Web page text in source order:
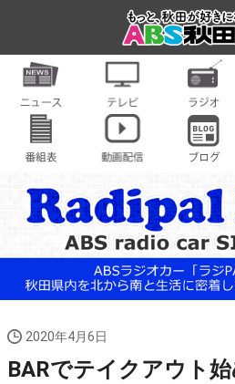
2020年4月6日
BARでテイクアウト